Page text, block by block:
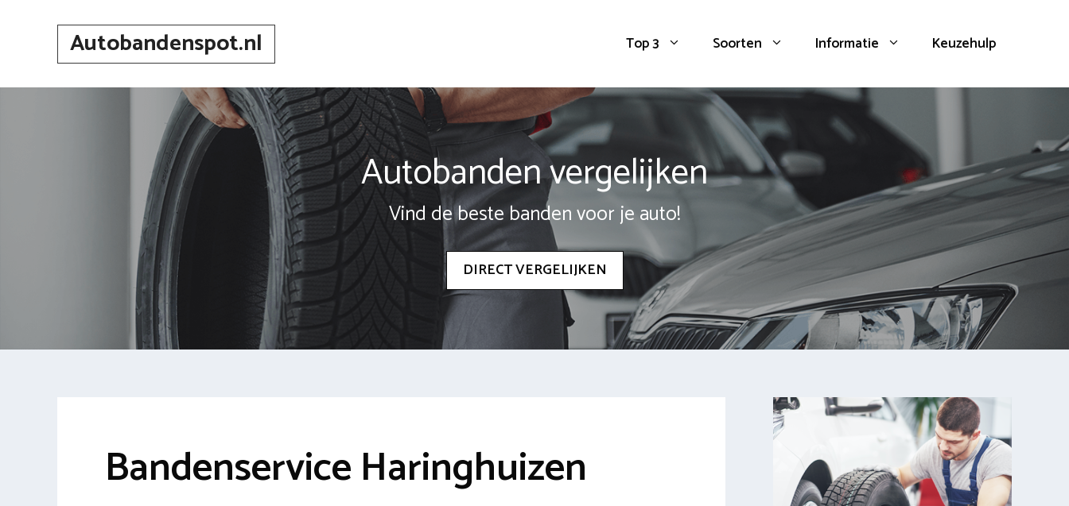
Autobandenspot.nl Top 3 Soorten Informatie Keuzehulp
Autobanden vergelijken
Vind de beste banden voor je auto!
DIRECT VERGELIJKEN
Bandenservice Haringhuizen